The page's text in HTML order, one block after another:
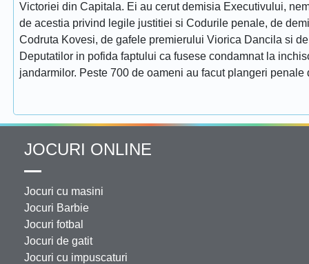
Victoriei din Capitala. Ei au cerut demisia Executivului,
de acestia privind legile justitiei si Codurile penale, de
Codruta Kovesi, de gafele premierului Viorica Dancila si
Deputatilor in pofida faptului ca fusese condamnat la
jandarmilor. Peste 700 de oameni au facut plangeri
JOCURI ONLINE
Jocuri cu masini
Jocuri Barbie
Jocuri fotbal
Jocuri de gatit
Jocuri cu impuscaturi